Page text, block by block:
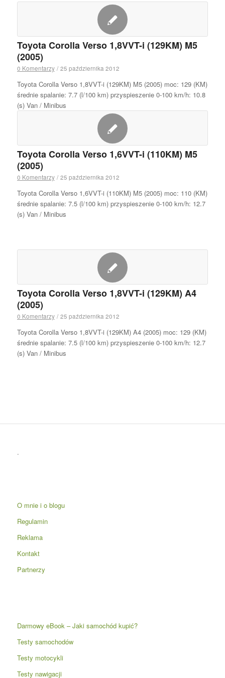
Toyota Corolla Verso 1,8VVT-i (129KM) M5
(2005)
0 Komentarzy / 25 października 2012
Toyota Corolla Verso 1,8VVT-i (129KM) M5 (2005) moc: 129 (KM)
średnie spalanie: 7.7 (l/100 km) przyspieszenie 0-100 km/h: 10.8
(s) Van / Minibus
Toyota Corolla Verso 1,6VVT-i (110KM) M5
(2005)
0 Komentarzy / 25 października 2012
Toyota Corolla Verso 1,6VVT-i (110KM) M5 (2005) moc: 110 (KM)
średnie spalanie: 7.5 (l/100 km) przyspieszenie 0-100 km/h: 12.7
(s) Van / Minibus
Toyota Corolla Verso 1,8VVT-i (129KM) A4
(2005)
0 Komentarzy / 25 października 2012
Toyota Corolla Verso 1,8VVT-i (129KM) A4 (2005) moc: 129 (KM)
średnie spalanie: 7.5 (l/100 km) przyspieszenie 0-100 km/h: 12.7
(s) Van / Minibus
.
O mnie i o blogu
Regulamin
Reklama
Kontakt
Partnerzy
Darmowy eBook – Jaki samochód kupić?
Testy samochodów
Testy motocykli
Testy nawigacji